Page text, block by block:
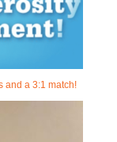
and a 3:1 match!